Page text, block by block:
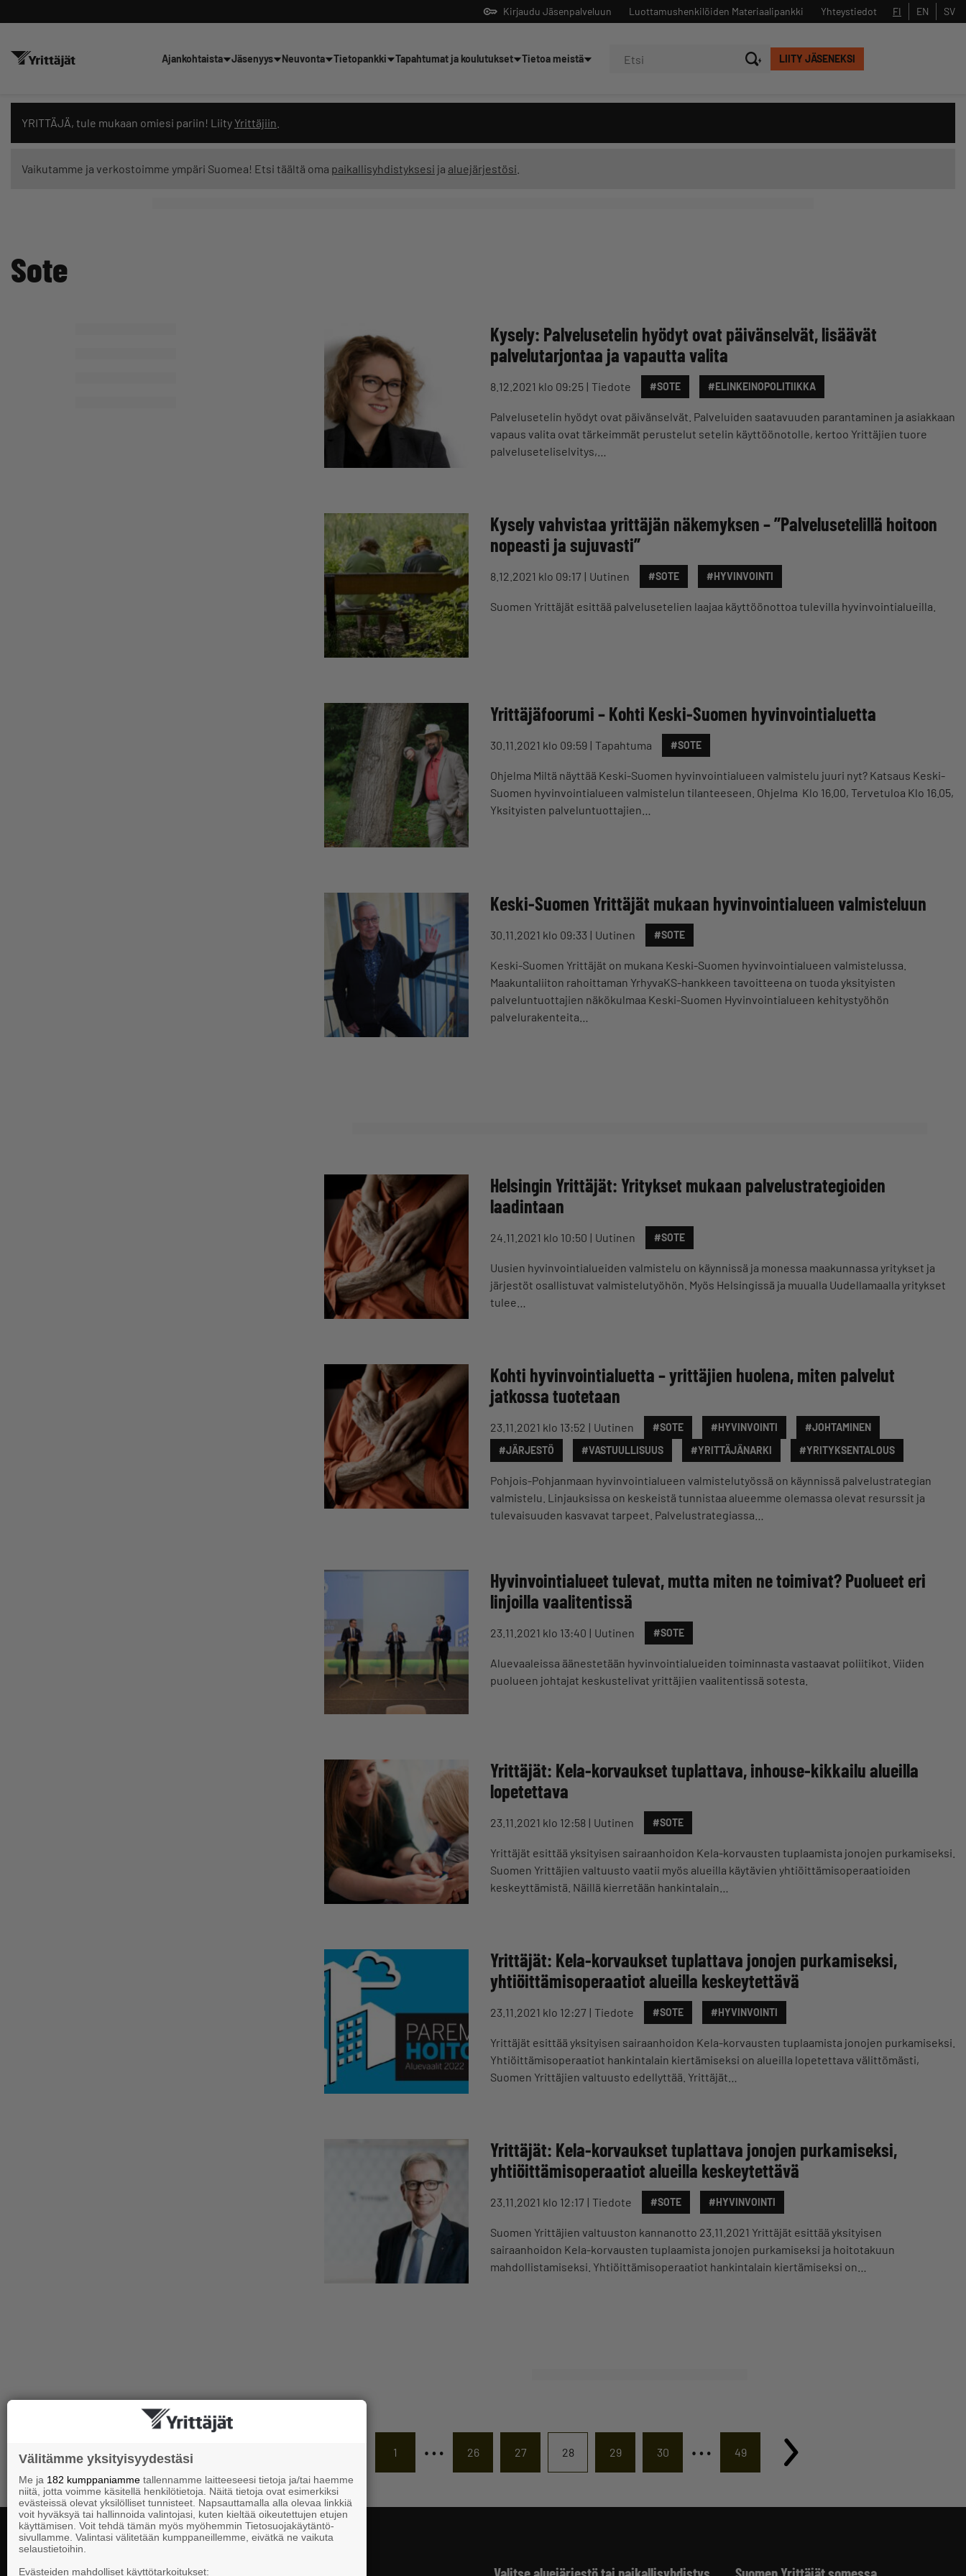
Kirjaudu Jäsenpalveluun Yhteystiedot
Luottamushenkilöiden Materiaalipankki FI EN SV
LIITY JÄSENEKSI
Ajankohtaista Jäsenyys Neuvonta Tietopankki Tapahtumat ja koulutukset Tietoa meistä
YRITTÄJÄ, tule mukaan omiesi pariin! Liity Yrittäjiin
Vaikutamme ja verkostoimme ympäri Suomea! Etsi täältä oma paikallisyhdistyksesi ja aluejärjestösi
Sote
Kysely: Palvelusetelin hyödyt ovat päivänselvät, lisäävät
palvelutarjontaa ja vapautta valita
8.12.2021 klo 09:25 Tiedote #SOTE #ELINKEINOPOLITIIKKA
Palvelusetelin hyödyt ovat päivänselvät. Palveluiden saatavuuden parantaminen ja asiakkaan
vapaus valita ovat tärkeimmät perustelut setelin käyttöönotolle, kertoo Yrittäjien tuore
palveluseteliselvitys,…
Kysely vahvistaa yrittäjän näkemyksen – ”Palvelusetelillä hoitoon
nopeasti ja sujuvasti”
8.12.2021 klo 09:17 Uutinen #SOTE #HYVINVOINTI
Suomen Yrittäjät esittää palvelusetelien laajaa käyttöönottoa tulevilla hyvinvointialueilla.
Yrittäjäfoorumi – Kohti Keski-Suomen hyvinvointialuetta
30.11.2021 klo 09:59 Tapahtuma #SOTE
Ohjelma Miltä näyttää Keski-Suomen hyvinvointialueen valmistelu juuri nyt? Katsaus Keski-
Suomen hyvinvointialueen valmistelun tilanteeseen. Ohjelma Klo 16.00, Tervetuloa Klo 16.05,
Yksityisten palveluntuottajien…
Keski-Suomen Yrittäjät mukaan hyvinvointialueen valmisteluun
30.11.2021 klo 09:33 Uutinen #SOTE
Keski-Suomen Yrittäjät on mukana Keski-Suomen hyvinvointialueen valmistelussa.
Maakuntaliiton rahoittaman YrhyvaKS-hankkeen tavoitteena on tuoda yksityisten
palveluntuottajien näkökulmaa Keski-Suomen Hyvinvointialueen kehitystyöhön
palvelurakenteita…
Helsingin Yrittäjät: Yritykset mukaan palvelustrategioiden
laadintaan
24.11.2021 klo 10:50 Uutinen #SOTE
Uusien hyvinvointialueiden valmistelu on käynnissä ja monessa maakunnassa yritykset ja
järjestöt osallistuvat valmistelutyöhön. Myös Helsingissä ja muualla Uudellamaalla yritykset
tulee…
Kohti hyvinvointialuetta – yrittäjien huolena, miten palvelut
jatkossa tuotetaan
23.11.2021 klo 13:52 Uutinen #SOTE #HYVINVOINTI
#JOHTAMINEN
#JÄRJESTÖ
#VASTUULLISUUS #YRITTÄJÄNARKI #YRITYKSENTALOUS
Pohjois-Pohjanmaan hyvinvointialueen valmistelutyössä on käynnissä palvelustrategian
valmistelu. Linjauksissa on keskeistä tunnistaa alueemme olemassa olevat resurssit ja
tulevaisuuden kasvavat tarpeet. Palvelustrategiassa…
Hyvinvointialueet tulevat, mutta miten ne toimivat? Puolueet eri
linjoilla vaalitentissä
23.11.2021 klo 13:40 Uutinen #SOTE
Aluevaaleissa äänestetään hyvinvointialueiden toiminnasta vastaavat poliitikot. Viiden
puolueen johtajat keskustelivat yrittäjien vaalitentissä sotesta.
Yrittäjät: Kela-korvaukset tuplattava, inhouse-kikkailu alueilla
lopetettava
23.11.2021 klo 12:58 Uutinen #SOTE
Yrittäjät esittää yksityisen sairaanhoidon Kela-korvausten tuplaamista jonojen purkamiseksi.
Suomen Yrittäjien valtuusto vaatii myös alueilla käytävien yhtiöittämisoperaatioiden
keskeyttämistä. Näillä kierretään hankintalain…
Yrittäjät: Kela-korvaukset tuplattava jonojen purkamiseksi,
yhtiöittämisoperaatiot alueilla keskeytettävä
23.11.2021 klo 12:27 Tiedote #SOTE #HYVINVOINTI
Yrittäjät esittää yksityisen sairaanhoidon Kela-korvausten tuplaamista jonojen purkamiseksi.
Yhtiöittämisoperaatiot hankintalain kiertämiseksi on alueilla lopetettava välittömästi,
Suomen Yrittäjien valtuusto edellyttää. Yrittäjät…
Yrittäjät: Kela-korvaukset tuplattava jonojen purkamiseksi,
yhtiöittämisoperaatiot alueilla keskeytettävä
23.11.2021 klo 12:17 Tiedote #SOTE #HYVINVOINTI
Suomen Yrittäjien valtuuston kannanotto 23.11.2021 Yrittäjät esittää yksityisen
sairaanhoidon Kela-korvausten tuplaamista jonojen purkamiseksi ja hoitotakuun
mahdollistamiseksi. Yhtiöittämisoperaatiot hankintalain kiertämiseksi on…
1 … 26 27 28 29 30 … 49
Sulje
Hae sivustolta tai kysy suoraan Yrittäjien tekoälyltä
Välitämme yksityisyydestäsi
Me ja 182 kumppaniamme tallennamme laitteeseesi tietoja ja/tai haemme
niitä, jotta voimme käsitellä henkilötietoja. Näitä tietoja ovat esimerkiksi
evästeissä olevat yksilölliset tunnisteet. Napsauttamalla alla olevaa linkkiä
voit hyväksyä tai hallinnoida valintojasi, kuten kieltää oikeutettujen etujen
käyttämisen. Voit tehdä tämän myös myöhemmin Tietosuojakäytäntö-
sivullamme. Valintasi välitetään kumppaneillemme, eivätkä ne vaikuta
selaustietoihin.
Evästeiden mahdolliset käyttötarkoitukset: